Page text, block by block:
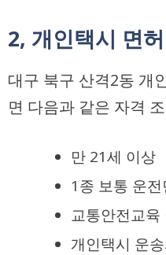
2, 개인택시 면
대구 북구 산격2동 개
면 다음과 같은 자격
만 21세 이상
1종 보통 운
교통안전교육
개인택시 운